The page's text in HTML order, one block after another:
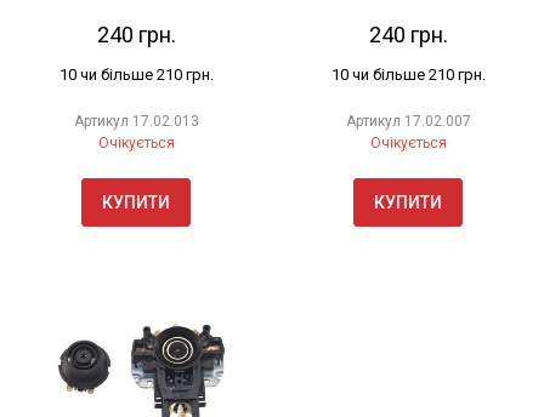
240 грн.
10 чи більше 210 грн.
Артикул 17.02.013
Очікується
КУПИТИ
240 грн.
10 чи більше 210 грн.
Артикул 17.02.007
Очікується
КУПИТИ